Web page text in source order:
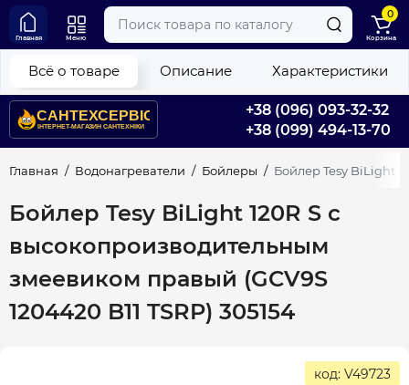
+38 (096) 093-32-32
+38 (099) 494-13-70
Главная Меню
0
Корзина
Главная Водонагреватели Бойлеры Бойлер Tesy BiLight
Бойлер Tesy BiLight 120R S с
высокопроизводительным
змеевиком правый (GCV9S
1204420 B11 TSRP) 305154
Всё о товаре Описание Характеристики
код: V49723